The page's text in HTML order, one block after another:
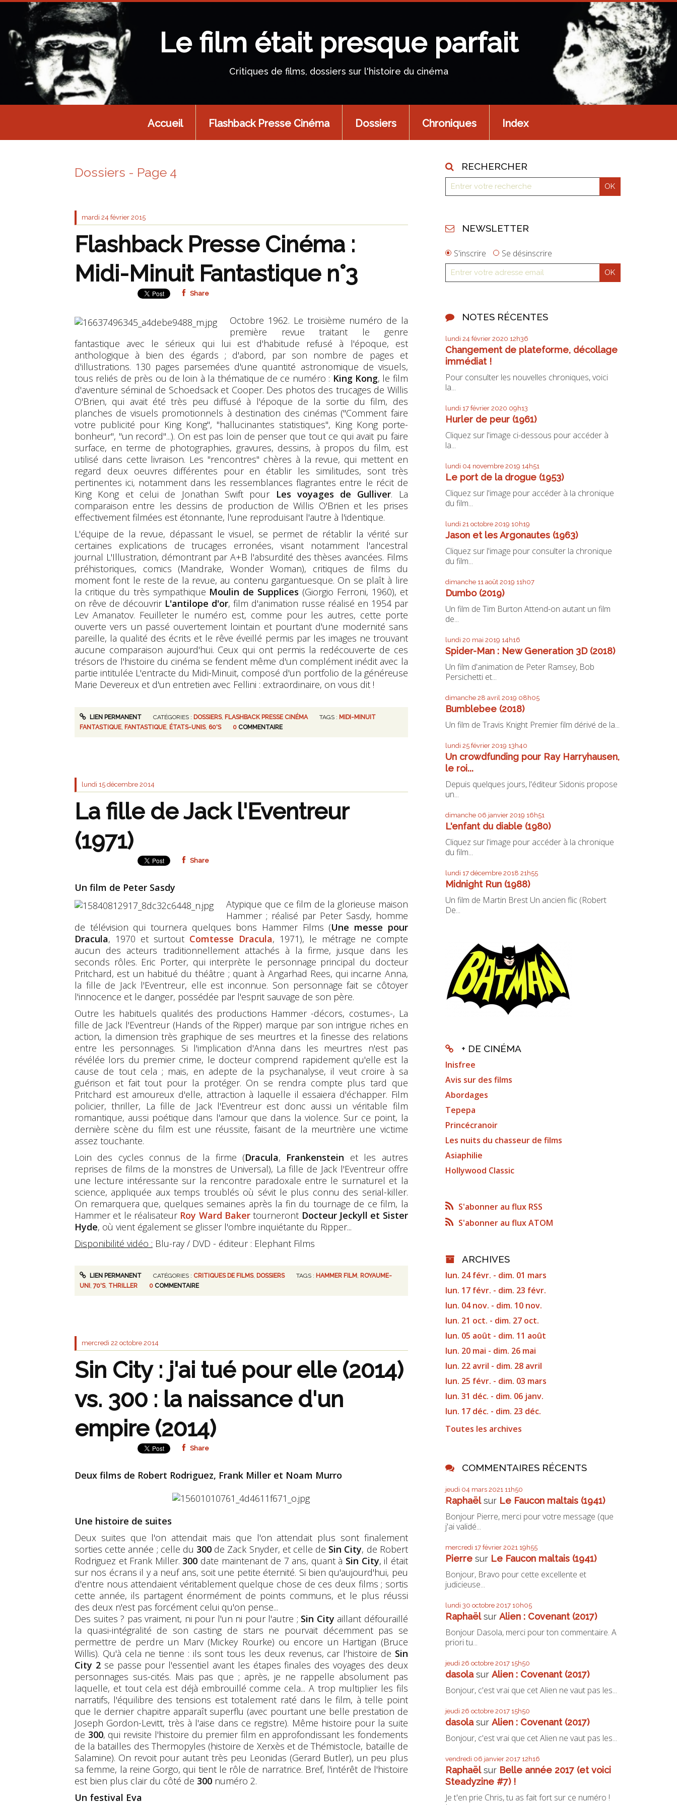
Le film était presque parfait
Critiques de films, dossiers sur l'histoire du cinéma
Accueil Flashback Presse Cinéma Dossiers Chroniques Index
Dossiers - Page 4
mardi 24 février 2015
Flashback Presse Cinéma :
Midi-Minuit Fantastique n°3
Share
Octobre 1962. Le troisième numéro de la
première revue traitant le genre
fantastique avec le sérieux qui lui est d'habitude refusé à l'époque, est
anthologique à bien des égards ; d'abord, par son nombre de pages et
d'illustrations. 130 pages parsemées d'une quantité astronomique de visuels,
tous reliés de près ou de loin à la thématique de ce numéro : King Kong, le film
d'aventure séminal de Schoedsack et Cooper. Des photos des trucages de Willis
O'Brien, qui avait été très peu diffusé à l'époque de la sortie du film, des
planches de visuels promotionnels à destination des cinémas ("Comment faire
votre publicité pour King Kong", "hallucinantes statistiques", King Kong porte-
bonheur", "un record"...). On est pas loin de penser que tout ce qui avait pu faire
surface, en terme de photographies, gravures, dessins, à propos du film, est
utilisé dans cette livraison. Les "rencontres" chères à la revue, qui mettent en
regard deux oeuvres différentes pour en établir les similitudes, sont très
pertinentes ici, notamment dans les ressemblances flagrantes entre le récit de
King Kong et celui de Jonathan Swift pour Les voyages de Gulliver. La
comparaison entre les dessins de production de Willis O'Brien et les prises
effectivement filmées est étonnante, l'une reproduisant l'autre à l'identique.
L'équipe de la revue, dépassant le visuel, se permet de rétablir la vérité sur
certaines explications de trucages erronées, visant notamment l'ancestral
journal L'Illustration, démontrant par A+B l'absurdité des thèses avancées. Films
préhistoriques, comics (Mandrake, Wonder Woman), critiques de films du
moment font le reste de la revue, au contenu gargantuesque. On se plaît à lire
la critique du très sympathique Moulin de Supplices (Giorgio Ferroni, 1960), et
on rêve de découvrir L'antilope d'or, film d'animation russe réalisé en 1954 par
Lev Amanatov. Feuilleter le numéro est, comme pour les autres, cette porte
ouverte vers un passé ouvertement lointain et pourtant d'une modernité sans
pareille, la qualité des écrits et le rêve éveillé permis par les images ne trouvant
aucune comparaison aujourd'hui. Ceux qui ont permis la redécouverte de ces
trésors de l'histoire du cinéma se fendent même d'un complément inédit avec la
partie intitulée L'entracte du Midi-Minuit, composé d'un portfolio de la généreuse
Marie Devereux et d'un entretien avec Fellini : extraordinaire, on vous dit !
LIEN PERMANENT CATÉGORIES : DOSSIERS, FLASHBACK PRESSE CINÉMA TAGS : MIDI-MINUIT
FANTASTIQUE FANTASTIQUE ÉTATS-UNIS, 60'S 0 COMMENTAIRE
lundi 15 décembre 2014
La fille de Jack l'Eventreur
(1971)
Share
Un film de Peter Sasdy
Atypique que ce film de la glorieuse maison
Hammer ; réalisé par Peter Sasdy, homme
de télévision qui tournera quelques bons Hammer Films (Une messe pour
Dracula, 1970 et surtout Comtesse Dracula, 1971), le métrage ne compte
aucun des acteurs traditionnellement attachés à la firme, jusque dans les
seconds rôles. Eric Porter, qui interprète le personnage principal du docteur
Pritchard, est un habitué du théâtre ; quant à Angarhad Rees, qui incarne Anna,
la fille de Jack l'Eventreur, elle est inconnue. Son personnage fait se côtoyer
l'innocence et le danger, possédée par l'esprit sauvage de son père.
Outre les habituels qualités des productions Hammer -décors, costumes-, La
fille de Jack l'Eventreur (Hands of the Ripper) marque par son intrigue riches en
action, la dimension très graphique de ses meurtres et la finesse des relations
entre les personnages. Si l'implication d'Anna dans les meurtres n'est pas
révélée lors du premier crime, le docteur comprend rapidement qu'elle est la
cause de tout cela ; mais, en adepte de la psychanalyse, il veut croire à sa
guérison et fait tout pour la protéger. On se rendra compte plus tard que
Pritchard est amoureux d'elle, attraction à laquelle il essaiera d'échapper. Film
policier, thriller, La fille de Jack l'Eventreur est donc aussi un véritable film
romantique, aussi poétique dans l'amour que dans la violence. Sur ce point, la
dernière scène du film est une réussite, faisant de la meurtrière une victime
assez touchante.
Loin des cycles connus de la firme (Dracula, Frankenstein et les autres
reprises de films de la monstres de Universal), La fille de Jack l'Eventreur offre
une lecture intéressante sur la rencontre paradoxale entre le surnaturel et la
science, appliquée aux temps troublés où sévit le plus connu des serial-killer.
On remarquera que, quelques semaines après la fin du tournage de ce film, la
Hammer et le réalisateur Roy Ward Baker tourneront Docteur Jeckyll et Sister
Hyde, où vient également se glisser l'ombre inquiétante du Ripper...
Disponibilité vidéo : Blu-ray / DVD - éditeur : Elephant Films
LIEN PERMANENT CATÉGORIES : CRITIQUES DE FILMS, DOSSIERS TAGS : HAMMER FILM , ROYAUME-
UNI , 70'S, THRILLER 0 COMMENTAIRE
mercredi 22 octobre 2014
Sin City : j'ai tué pour elle (2014)
vs. 300 : la naissance d'un
empire (2014)
Share
Deux films de Robert Rodriguez, Frank Miller et Noam Murro
Une histoire de suites
Deux suites que l'on attendait mais que l'on attendait plus sont finalement
sorties cette année ; celle du 300 de Zack Snyder, et celle de Sin City, de Robert
Rodriguez et Frank Miller. 300 date maintenant de 7 ans, quant à Sin City, il était
sur nos écrans il y a neuf ans, soit une petite éternité. Si bien qu'aujourd'hui, peu
d'entre nous attendaient véritablement quelque chose de ces deux films ; sortis
cette année, ils partagent énormément de points communs, et le plus réussi
des deux n'est pas forcément celui qu'on pense...
Des suites ? pas vraiment, ni pour l'un ni pour l'autre ; Sin City aillant défouraillé
la quasi-intégralité de son casting de stars ne pourvait décemment pas se
permettre de perdre un Marv (Mickey Rourke) ou encore un Hartigan (Bruce
Willis). Qu'à cela ne tienne : ils sont tous les deux revenus, car l'histoire de Sin
City 2se passe pour l'essentiel avant les étapes finales des voyages des deux
personnages sus-cités. Mais pas que ; après, je ne rappelle absolument pas
laquelle, et tout cela est déjà embrouillé comme cela... A trop multiplier les fils
narratifs, l'équilibre des tensions est totalement raté dans le film, à telle point
que le dernier chapitre apparaît superflu (avec pourtant une belle prestation de
Joseph Gordon-Levitt, très à l'aise dans ce registre). Même histoire pour la suite
de 300, qui revisite l'histoire du premier film en approfondissant les fondements
de la batailles des Thermopyles (histoire de Xerxès et de Thémistocle, bataille de
Salamine). On revoit pour autant très peu Leonidas (Gerard Butler), un peu plus
sa femme, la reine Gorgo, qui tient le rôle de narratrice. Bref, l'intérêt de l'histoire
est bien plus clair du côté de 300 numéro 2.
Un festival Eva
RECHERCHER
NEWSLETTER
S'inscrire Se désinscrire
NOTES RÉCENTES
lundi 24 février 2020 12h36
Changement de plateforme, décollage
immédiat !
Pour consulter les nouvelles chroniques, voici
la...
lundi 17 février 2020 09h13
Hurler de peur (1961)
Cliquez sur l'image ci-dessous pour accéder à
la...
lundi 04 novembre 2019 14h51
Le port de la drogue (1953)
Cliquez sur l'image pour accéder à la chronique
du film...
lundi 21 octobre 2019 10h19
Jason et les Argonautes (1963)
Cliquez sur l'image pour consulter la chronique
du film...
dimanche 11 août 2019 11h07
Dumbo (2019)
Un film de Tim Burton Attend-on autant un film
de...
lundi 20 mai 2019 14h16
Spider-Man : New Generation 3D (2018)
Un film d'animation de Peter Ramsey, Bob
Persichetti et...
dimanche 28 avril 2019 08h05
Bumblebee (2018)
Un film de Travis Knight Premier film dérivé de la...
lundi 25 février 2019 13h40
Un crowdfunding pour Ray Harryhausen,
le roi...
Depuis quelques jours, l'éditeur Sidonis propose
un...
dimanche 06 janvier 2019 16h51
L'enfant du diable (1980)
Cliquez sur l'image pour accéder à la chronique
du film...
lundi 17 décembre 2018 21h55
Midnight Run (1988)
Un film de Martin Brest Un ancien flic (Robert
De...
+ DE CINÉMA
Inisfree
Avis sur des films
Abordages
Tepepa
Princécranoir
Les nuits du chasseur de films
Asiaphilie
Hollywood Classic
S'abonner au flux RSS
S'abonner au flux ATOM
ARCHIVES
lun. 24 févr. - dim. 01 mars
lun. 17 févr. - dim. 23 févr.
lun. 04 nov. - dim. 10 nov.
lun. 21 oct. - dim. 27 oct.
lun. 05 août - dim. 11 août
lun. 20 mai - dim. 26 mai
lun. 22 avril - dim. 28 avril
lun. 25 févr. - dim. 03 mars
lun. 31 déc. - dim. 06 janv.
lun. 17 déc. - dim. 23 déc.
Toutes les archives
COMMENTAIRES RÉCENTS
jeudi 04 mars 2021 11h50
Raphaëlsur Le Faucon maltais (1941)
Bonjour Pierre, merci pour votre message (que
j'ai validé...
mercredi 17 février 2021 19h55
Pierre sur Le Faucon maltais (1941)
Bonjour, Bravo pour cette excellente et
judicieuse...
lundi 30 octobre 2017 10h05
RaphaëlsurAlien : Covenant (2017)
Bonjour Dasola, merci pour ton commentaire. A
priori tu...
jeudi 26 octobre 2017 15h50
dasolasurAlien : Covenant (2017)
Bonjour, c'est vrai que cet Alien ne vaut pas les...
jeudi 26 octobre 2017 15h50
dasolasurAlien : Covenant (2017)
Bonjour, c'est vrai que cet Alien ne vaut pas les...
vendredi 06 janvier 2017 12h16
Raphaëlsur Belle année 2017 (et voici
Steadyzine #7) !
Je t'en prie Chris, tu as fait fort sur ce numéro !